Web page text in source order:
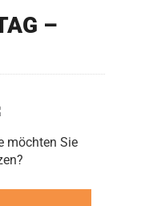
–
möchten Sie